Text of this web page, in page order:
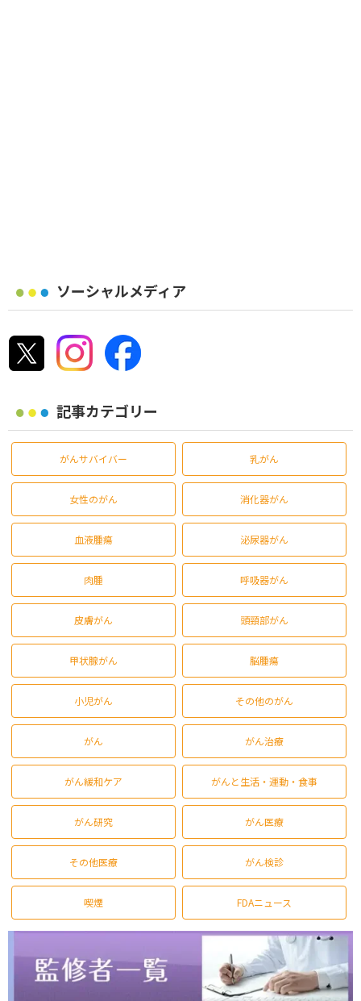
ソーシャルメディア
記事カテゴリー
がんサバイバー 乳がん
女性のがん 消化器がん
血液腫瘍 泌尿器がん
肉腫 呼吸器がん
皮膚がん 頭頸部がん
甲状腺がん 脳腫瘍
小児がん その他のがん
がん がん治療
がん緩和ケア がんと生活・運動・食事
がん研究 がん医療
その他医療 がん検診
喫煙 FDAニュース